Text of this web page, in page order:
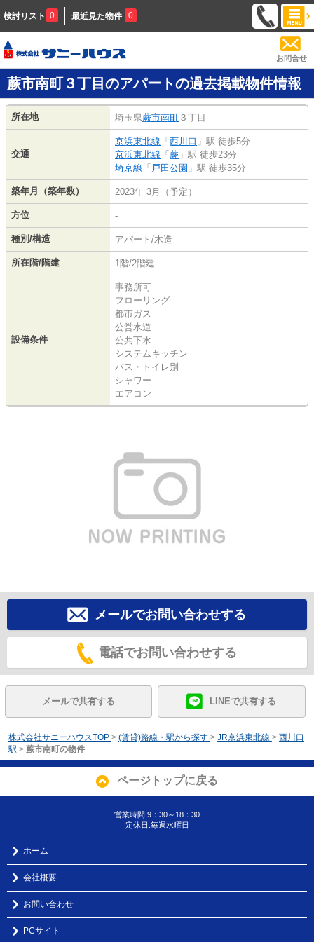
検討リスト 0 最近見た物件 0
お問合せ
蕨市南町３丁目のアパートの過去掲載物件情報
所在地 埼玉県蕨市南町 ３丁目
交通
京浜東北線 「 西川口 」駅 徒歩5分
京浜東北線 「 蕨 」駅 徒歩23分
埼京線 「 戸田公園 」駅 徒歩35分
築年月（築年数） 2023年 3月（予定）
方位 -
種別/構造 アパート/木造
所在階/階建 1階/2階建
設備条件
事務所可
フローリング
都市ガス
公営水道
公共下水
システムキッチン
バス・トイレ別
シャワー
エアコン
メールでお問い合わせする
電話でお問い合わせする
メールで共有する LINEで共有する
株式会社サニーハウスTOP > (賃貸)路線・駅から探す > JR京浜東北線 > 西川口
駅 > 蕨市南町の物件
ページトップに戻る
営業時間:9：30～18：30
定休日:毎週水曜日
ホーム
会社概要
お問い合わせ
PCサイト